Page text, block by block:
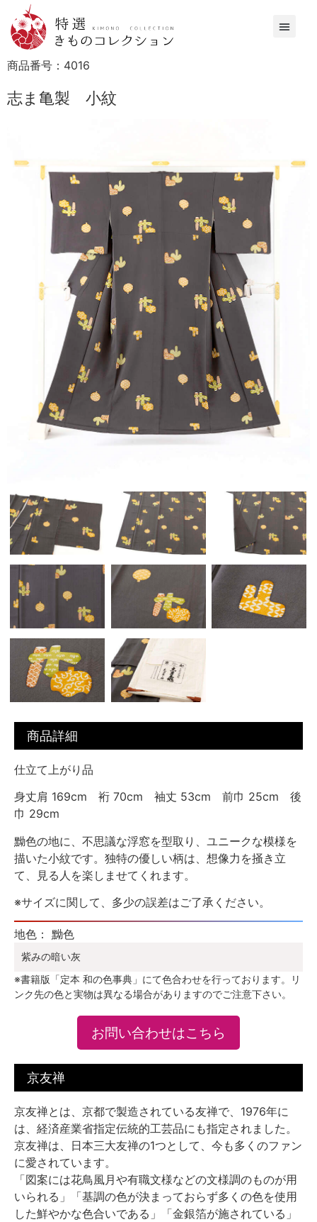
商品番号： 4016
志ま亀製 小紋
商品詳細
仕立て上がり品
身丈肩 169cm 裄 70cm 袖丈 53cm 前巾 25cm 後
巾 29cm
黝色の地に、不思議な浮窓を型取り、ユニークな模様を
描いた小紋です。独特の優しい柄は、想像力を掻き立
て、見る人を楽しませてくれます。
※サイズに関して、多少の誤差はご了承ください。
地色： 黝色
紫みの暗い灰
※書籍版「定本 和の色事典」にて色合わせを行っております。リ
ンク先の色と実物は異なる場合がありますのでご注意下さい。
お問い合わせはこちら
京友禅
京友禅とは、京都で製造されている友禅で、1976年に
は、経済産業省指定伝統的工芸品にも指定されました。
京友禅は、日本三大友禅の1つとして、今も多くのファン
に愛されています。
「図案には花鳥風月や有職文様などの文様調のものが用
いられる」「基調の色が決まっておらず多くの色を使用
した鮮やかな色合いである」「金銀箔が施されている」